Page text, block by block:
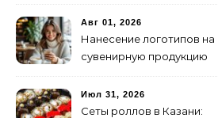
изготовление и поставку
Авг 01, 2026
Нанесение логотипов на
сувенирную продукцию
Июл 31, 2026
Сеты роллов в Казани: